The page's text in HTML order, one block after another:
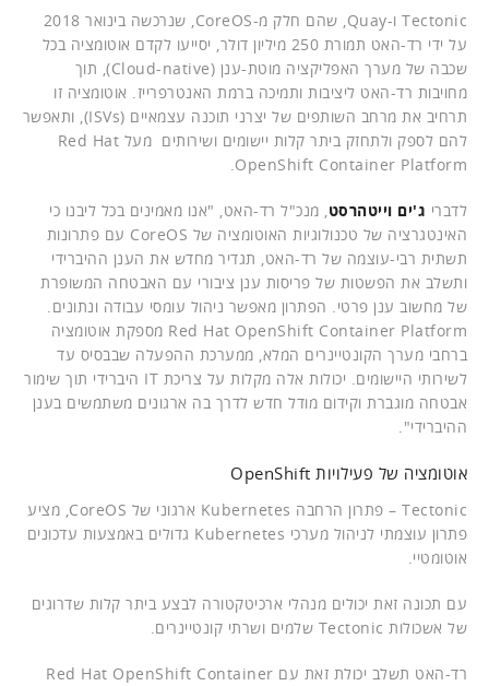
Tectonic ו-Quay, שהם חלק מ-CoreOS, שנרכשה בינואר 2018
על ידי רד-האט תמורת 250 מיליון דולר, יסייעו לקדם אוטומציה בכל
שכבה של מערך האפליקציה מוטת-ענן (Cloud-native), תוך
מחויבות רד-האט ליציבות ותמיכה ברמת האנטרפרייז. אוטומציה זו
תרחיב את מרחב השותפים של יצרני תוכנה עצמאיים (ISVs), ותאפשר
להם לספק ולתחזק ביתר קלות יישומים ושירותים מעל Red Hat
OpenShift Container Platform.
לדברי ג'ים וייטהרסט, מנכ"ל רד-האט, "אנו מאמינים בכל ליבנו כי
האינטגרציה של טכנולוגיות האוטומציה של CoreOS עם פתרונות
תשתית רבי-עוצמה של רד-האט, תגדיר מחדש את הענן ההיברידי
ותשלב את הפשטות של פריסות ענן ציבורי עם האבטחה המשופרת
של מחשוב ענן פרטי. הפתרון מאפשר ניהול עומסי עבודה ונתונים.
Red Hat OpenShift Container Platform מספקת אוטומציה
ברחבי מערך הקונטיינרים המלא, ממערכת ההפעלה שבבסיס עד
לשירותי היישומים. יכולות אלה מקלות על צריכת IT היברידי תוך שימור
אבטחה מוגברת וקידום מודל חדש לדרך בה ארגונים משתמשים בענן
ההיברידי".
אוטומציה של פעילויות OpenShift
Tectonic – פתרון הרחבה Kubernetes ארגוני של CoreOS, מציע
פתרון עוצמתי לניהול מערכי Kubernetes גדולים באמצעות עדכונים
אוטומטיי.
עם תכונה זאת יכולים מנהלי ארכיטקטורה לבצע ביתר קלות שדרוגים
של אשכולות Tectonic שלמים ושרתי קונטיינרים.
רד-האט תשלב יכולת זאת עם Red Hat OpenShift Container